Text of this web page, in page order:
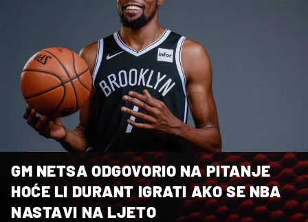
GM NETSA ODGOVORIO NA PITANJE
HOĆE LI DURANT IGRATI AKO SE NBA
NASTAVI NA LJETO